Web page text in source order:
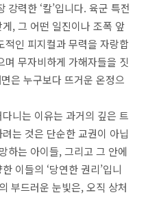
력한 ‘칼’입니다. 육군 특전
, 그 어떤 일진이나 조폭 앞
적인 피지컬과 무력을 자랑합
며 무자비하게 가해자들을 짓
은 누구보다 뜨거운 온정으
니는 이유는 과거의 깊은 트
는 것은 단순한 교권이 아닙
하는 아이들, 그리고 그 안에
이들의 ‘당연한 권리’입니
부드러운 눈빛은, 오직 상처